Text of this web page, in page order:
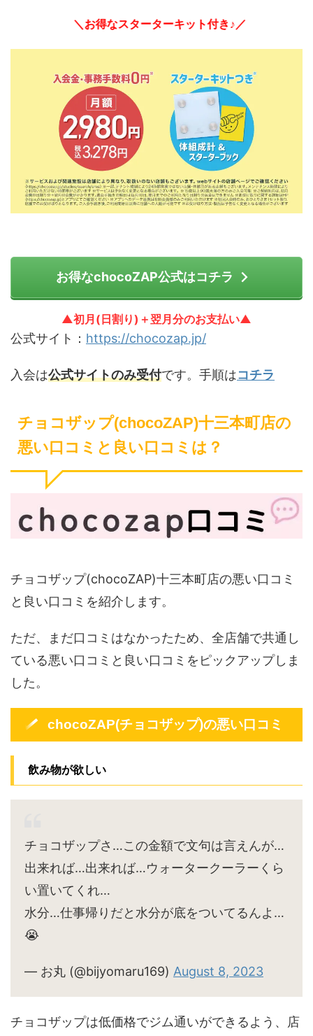
＼お得なスターターキット付き♪／
お得なchocoZAP公式はコチラ
▲初月(日割り)＋翌月分のお支払い▲
公式サイト： https://chocozap.jp/
入会は公式サイトのみ受付です。手順はコチラ
チョコザップ(chocoZAP)十三本町店の
悪い口コミと良い口コミは？
チョコザップ(chocoZAP)十三本町店の悪い口コミ
と良い口コミを紹介します。
ただ、まだ口コミはなかったため、全店舗で共通し
ている悪い口コミと良い口コミをピックアップしま
した。
chocoZAP(チョコザップ)の悪い口コミ
飲み物が欲しい
チョコザップさ…この金額で文句は言えんが…
出来れば…出来れば…ウォータークーラーくら
い置いてくれ…
水分…仕事帰りだと水分が底をついてるんよ…
😭
— お丸 (@bijyomaru169) August 8, 2023
チョコザップは低価格でジム通いができるよう、店